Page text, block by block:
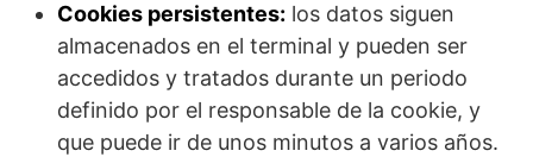
Cookies persistentes: los datos siguen
almacenados en el terminal y pueden ser
accedidos y tratados durante un periodo
definido por el responsable de la cookie, y
que puede ir de unos minutos a varios años.